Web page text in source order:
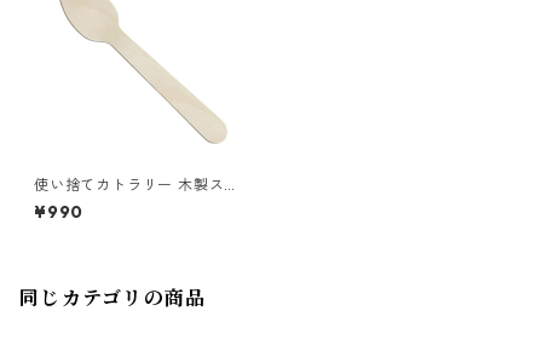
使い捨てカトラリー 木製スプ
ーン110 1袋（100本入）
¥990
同じカテゴリの商品